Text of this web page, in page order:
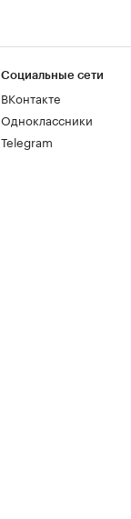
Социальные сети
ВКонтакте
Одноклассники
Telegram